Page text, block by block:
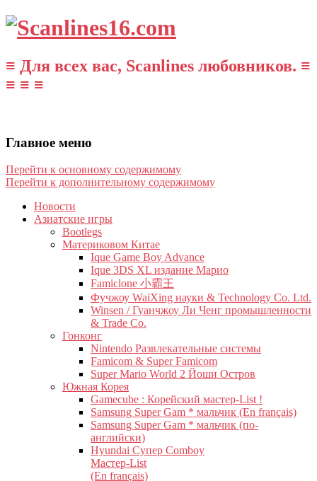
≡ Для всех вас, Scanlines любовников. ≡
≡ ≡ ≡
Главное меню
Перейти к основному содержимому
Перейти к дополнительному содержимому
Новости
Азиатские игры
Bootlegs
Материковом Китае
Ique Game Boy Advance
Ique 3DS XL издание Марио
Famiclone 小霸王
Фучжоу WaiXing науки & Technology Co. Ltd.
Winsen / Гуанчжоу Ли Ченг промышленности
& Trade Co.
Гонконг
Nintendo Развлекательные системы
Famicom & Super Famicom
Super Mario World 2 Йоши Остров
Южная Корея
Gamecube : Корейский мастер-List !
Samsung Super Gam * мальчик (En français)
Samsung Super Gam * мальчик (по-
английски)
Hyundai Супер Comboy
Мастер-List
(En français)